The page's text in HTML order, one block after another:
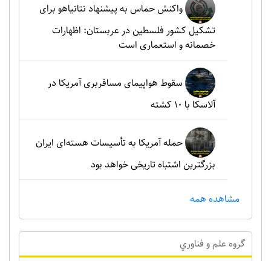
واکنش حماس به پیشنهاد نتانیاهو برای
تشکیل کشور فلسطین در عربستان: اظهارات
خصمانه و استعماری است
سقوط هواپیمای مسافربری آمریکا در
آلاسکا با ۱۰ کشته
حمله آمریکا به تأسیسات هسته‌ای ایران
بزرگترین اشتباه تاریخی خواهد بود
مشاهده همه
گروه علم و فناوري